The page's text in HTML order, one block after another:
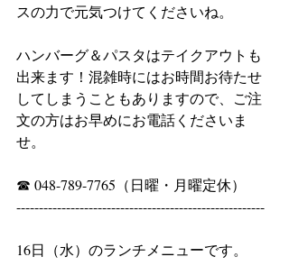
スの力で元気つけてくださいね。
ハンバーグ＆パスタはテイクアウトも
出来ます！混雑時にはお時間お待たせ
してしまうこともありますので、ご注
文の方はお早めにお電話くださいま
せ。
☎ 048-789-7765（日曜・月曜定休）
-------------------------------------------------------
16日（水）のランチメニューです。